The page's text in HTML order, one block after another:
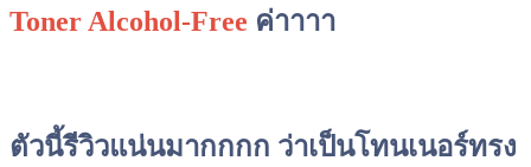
Toner Alcohol-Free ค่าาาา
ตัวนี้รีวิวแน่นมากกกก ว่าเป็นโทนเนอร์ทรง